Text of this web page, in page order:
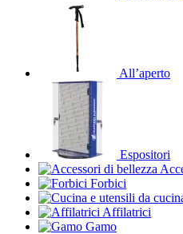
All’aperto
Espositori
Forbici
Affilatrici
Gamo